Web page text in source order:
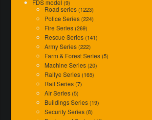
FDS model (9)
Road series (1223)
Police Series (224)
Fire Series (269)
Rescue Series (141)
Army Series (222)
Farm & Forest Series (5)
Machine Series (20)
Rallye Series (165)
Rail Series (7)
Air Series (5)
Buildings Series (19)
Security Series (8)